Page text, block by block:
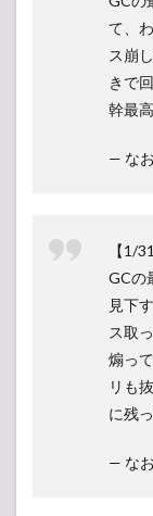
て、
ス崩
きで
幹最
— な
【1/
GCの
見下
ス取
煽っ
リも
に残
— な